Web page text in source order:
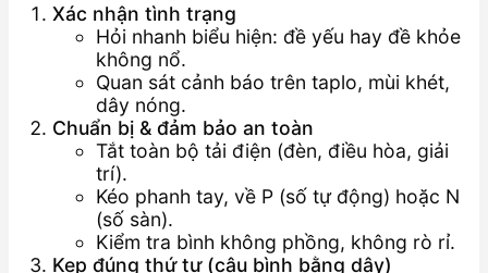
Xác nhận tình trạng
Hỏi nhanh biểu hiện: đề yếu hay đề khỏe
không nổ.
Quan sát cảnh báo trên taplo, mùi khét,
dây nóng.
Chuẩn bị & đảm bảo an toàn
Tắt toàn bộ tải điện (đèn, điều hòa, giải
trí).
Kéo phanh tay, về P (số tự động) hoặc N
(số sàn).
Kiểm tra bình không phồng, không rò rỉ.
Kẹp đúng thứ tự (câu bình bằng dây)